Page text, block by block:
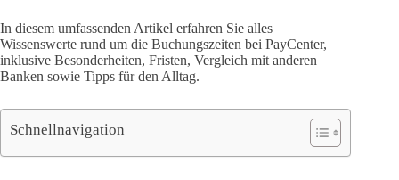
In diesem umfassenden Artikel erfahren Sie alles
Wissenswerte rund um die Buchungszeiten bei PayCenter,
inklusive Besonderheiten, Fristen, Vergleich mit anderen
Banken sowie Tipps für den Alltag.
Schnellnavigation